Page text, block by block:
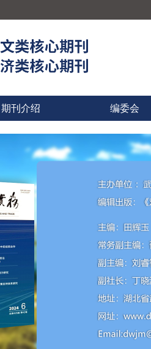
期刊介绍 编委会